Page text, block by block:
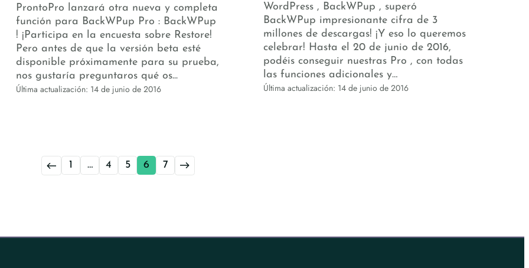
ProntoPro lanzará otra nueva y completa
función para BackWPup Pro : BackWPup
! ¡Participa en la encuesta sobre Restore!
Pero antes de que la versión beta esté
disponible próximamente para su prueba,
nos gustaría preguntaros qué os...
Última actualización: 14 de junio de 2016
WordPress , BackWPup , superó
BackWPup impresionante cifra de 3
millones de descargas! ¡Y eso lo queremos
celebrar! Hasta el 20 de junio de 2016,
podéis conseguir nuestras Pro , con todas
las funciones adicionales y…
Última actualización: 14 de junio de 2016
← 1 … 4 5 6 7
→